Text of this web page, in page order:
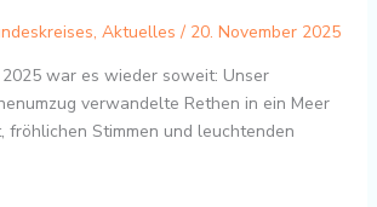
, Aktuelles / 20. November 2025
war es wieder soweit: Unser
verwandelte Rethen in ein Meer
fröhlichen Stimmen und leuchtenden